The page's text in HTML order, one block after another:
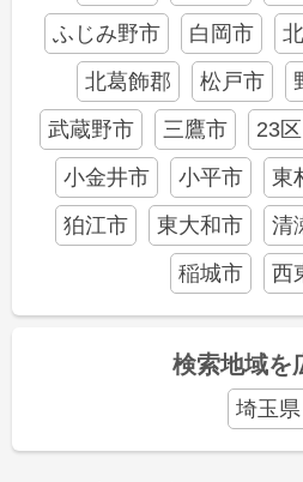
ふじみ野市
白岡市
北葛飾郡
松戸市
武蔵野市
三鷹市 23区
小金井市
小平市 東
狛江市
東大和市 清
稲城市
西
検索地域を
埼玉県